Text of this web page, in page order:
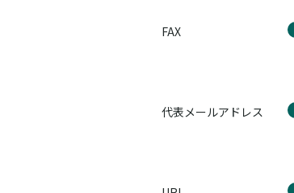
FAX
代表メールアドレス